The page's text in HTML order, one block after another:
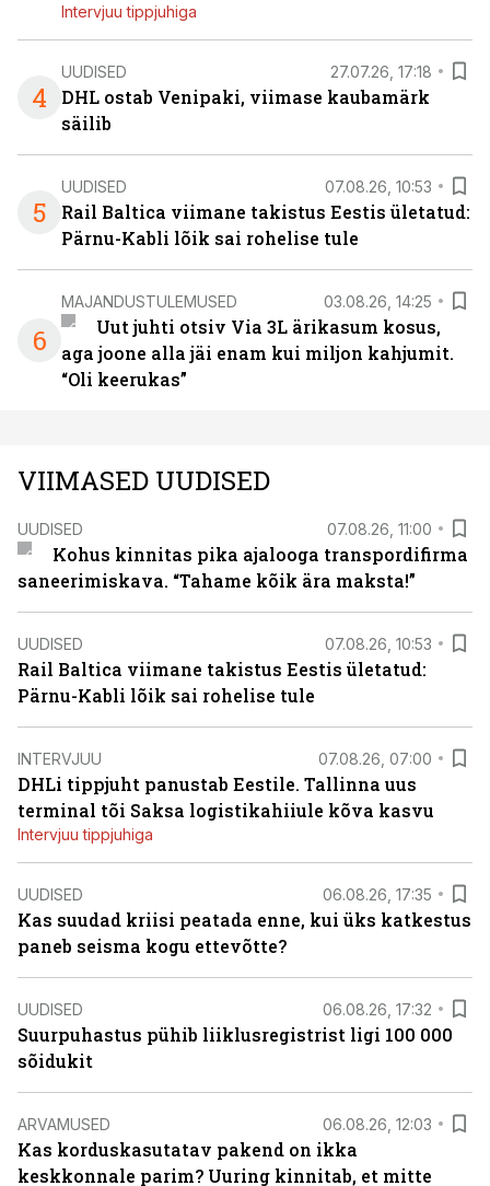
Intervjuu tippjuhiga
4
UUDISED 27.07.26, 17:18
DHL ostab Venipaki, viimase kaubamärk
säilib
5
UUDISED 07.08.26, 10:53
Rail Baltica viimane takistus Eestis ületatud:
Pärnu-Kabli lõik sai rohelise tule
6
MAJANDUSTULEMUSED 03.08.26, 14:25
Uut juhti otsiv Via 3L ärikasum kosus,
aga joone alla jäi enam kui miljon kahjumit.
“Oli keerukas”
VIIMASED UUDISED
UUDISED 07.08.26, 11:00
Kohus kinnitas pika ajalooga transpordifirma
saneerimiskava. “Tahame kõik ära maksta!”
UUDISED 07.08.26, 10:53
Rail Baltica viimane takistus Eestis ületatud:
Pärnu-Kabli lõik sai rohelise tule
INTERVJUU 07.08.26, 07:00
DHLi tippjuht panustab Eestile. Tallinna uus
terminal tõi Saksa logistikahiiule kõva kasvu
Intervjuu tippjuhiga
UUDISED 06.08.26, 17:35
Kas suudad kriisi peatada enne, kui üks katkestus
paneb seisma kogu ettevõtte?
UUDISED 06.08.26, 17:32
Suurpuhastus pühib liiklusregistrist ligi 100 000
sõidukit
ARVAMUSED 06.08.26, 12:03
Kas korduskasutatav pakend on ikka
keskkonnale parim? Uuring kinnitab, et mitte